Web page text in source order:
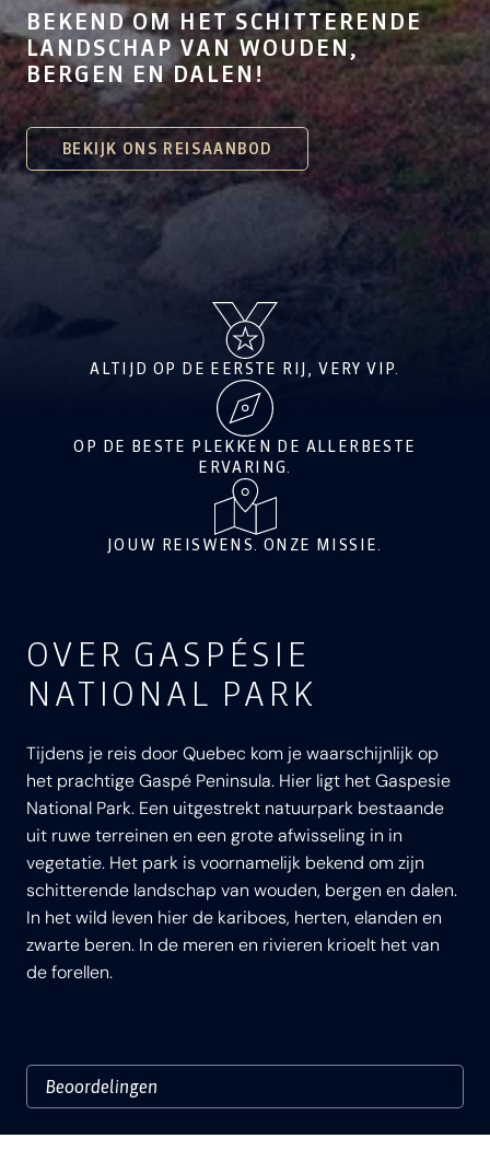
BEKEND OM HET SCHITTERENDE
LANDSCHAP VAN WOUDEN,
BERGEN EN DALEN!
BEKIJK ONS REISAANBOD
ALTIJD OP DE EERSTE RIJ, VERY VIP.
OP DE BESTE PLEKKEN DE ALLERBESTE
ERVARING.
JOUW REISWENS. ONZE MISSIE.
OVER GASPÉSIE
NATIONAL PARK
Tijdens je reis door Quebec kom je waarschijnlijk op
het prachtige Gaspé Peninsula. Hier ligt het Gaspesie
National Park. Een uitgestrekt natuurpark bestaande
uit ruwe terreinen en een grote afwisseling in in
vegetatie. Het park is voornamelijk bekend om zijn
schitterende landschap van wouden, bergen en dalen.
In het wild leven hier de kariboes, herten, elanden en
zwarte beren. In de meren en rivieren krioelt het van
de forellen.